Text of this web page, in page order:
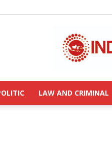
LAW AND CRIMINAL